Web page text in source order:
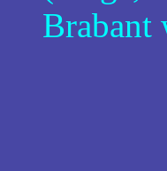
Brabant